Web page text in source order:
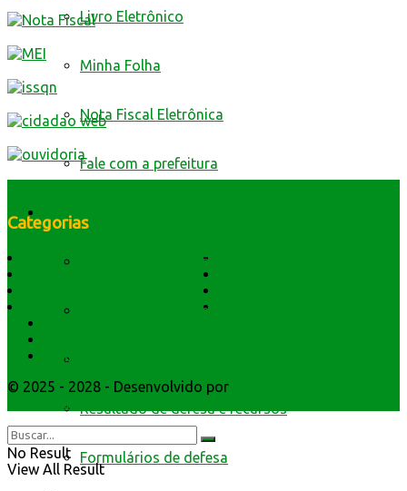
Livro Eletrônico
Minha Folha
Nota Fiscal Eletrônica
Fale com a prefeitura
Trânsito
Edital de Notificação
Identificacao do Condutor
Resultado de defesa e recursos
Formulários de defesa
Categorias
História do Município
Símbolos e Hino
Webmail
© 2025 - 2028 - Desenvolvido por
Interativas
No Result
View All Result